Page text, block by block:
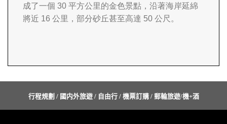
成了一個 30 平方公里的金色景點，沿著海岸延綿
將近 16 公里，部分砂丘甚至高達 50 公尺。
行程規劃 / 國内外旅遊 / 自由行 / 機票訂購 / 郵輪旅遊/機+酒